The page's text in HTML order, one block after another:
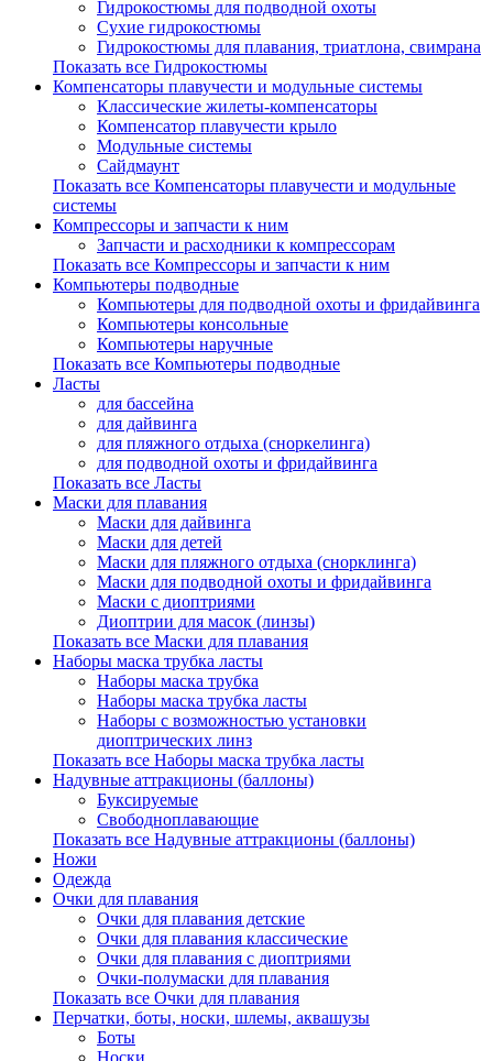
Гидрокостюмы для подводной охоты
Сухие гидрокостюмы
Гидрокостюмы для плавания, триатлона, свимрана
Показать все Гидрокостюмы
Компенсаторы плавучести и модульные системы
Классические жилеты-компенсаторы
Компенсатор плавучести крыло
Модульные системы
Сайдмаунт
Показать все Компенсаторы плавучести и модульные
системы
Компрессоры и запчасти к ним
Запчасти и расходники к компрессорам
Показать все Компрессоры и запчасти к ним
Компьютеры подводные
Компьютеры для подводной охоты и фридайвинга
Компьютеры консольные
Компьютеры наручные
Показать все Компьютеры подводные
Ласты
для бассейна
для дайвинга
для пляжного отдыха (сноркелинга)
для подводной охоты и фридайвинга
Показать все Ласты
Маски для плавания
Маски для дайвинга
Маски для детей
Маски для пляжного отдыха (снорклинга)
Маски для подводной охоты и фридайвинга
Маски с диоптриями
Диоптрии для масок (линзы)
Показать все Маски для плавания
Наборы маска трубка ласты
Наборы маска трубка
Наборы маска трубка ласты
Наборы с возможностью установки
диоптрических линз
Показать все Наборы маска трубка ласты
Надувные аттракционы (баллоны)
Буксируемые
Свободноплавающие
Показать все Надувные аттракционы (баллоны)
Ножи
Одежда
Очки для плавания
Очки для плавания детские
Очки для плавания классические
Очки для плавания с диоптриями
Очки-полумаски для плавания
Показать все Очки для плавания
Перчатки, боты, носки, шлемы, аквашузы
Боты
Носки